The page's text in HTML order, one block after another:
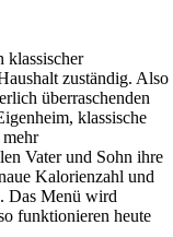
klassischer
zuständig. Also
überraschenden
klassische
Vater und Sohn ihre
Kalorienzahl und
Das Menü wird
funktionieren heute